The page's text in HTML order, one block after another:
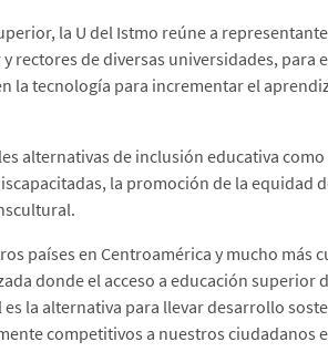
la U del Istmo reúne a
rectores de diversas universidades, para
la tecnología para incrementar el
alternativas de inclusión educativa como
la promoción de la equidad
países en Centroamérica y mucho más
donde el acceso a educación superior
la alternativa para llevar desarrollo
competitivos a nuestros ciudadanos